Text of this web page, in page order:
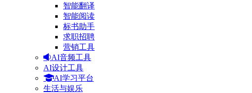
智能翻译
智能阅读
标书助手
求职招聘
营销工具
AI音频工具
AI设计工具
AI学习平台
生活与娱乐